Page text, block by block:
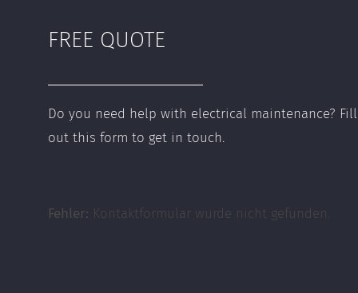
FREE QUOTE
Do you need help with electrical maintenance? Fill
out this form to get in touch.
Fehler: Kontaktformular wurde nicht gefunden.